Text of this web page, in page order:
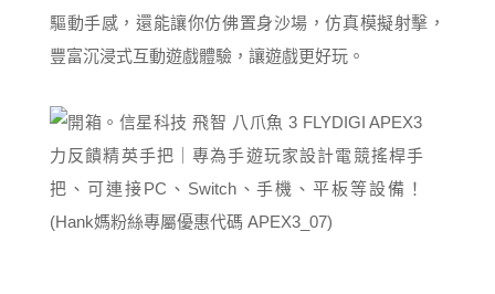
驅動手感，還能讓你仿佛置身沙場，仿真模擬射擊，
豐富沉浸式互動遊戲體驗，讓遊戲更好玩。